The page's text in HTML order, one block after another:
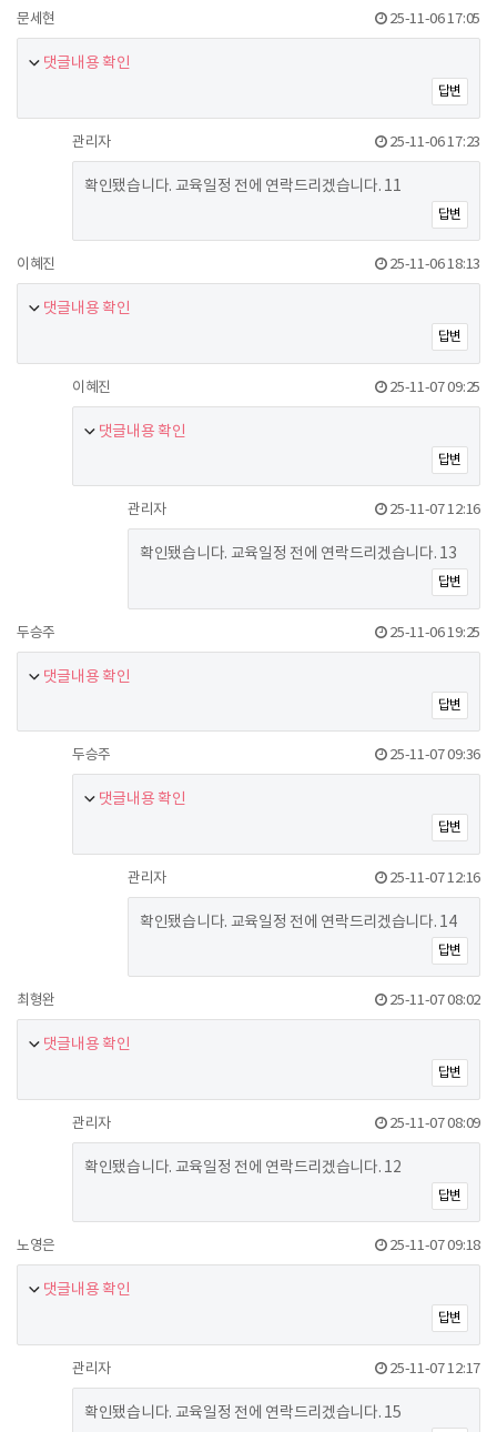
문세현 25-11-06 17:05
댓글내용 확인
답변
관리자 25-11-06 17:23
확인됐습니다. 교육일정 전에 연락드리겠습니다. 11
답변
이혜진 25-11-06 18:13
댓글내용 확인
답변
이혜진 25-11-07 09:25
댓글내용 확인
답변
관리자 25-11-07 12:16
확인됐습니다. 교육일정 전에 연락드리겠습니다. 13
답변
두승주 25-11-06 19:25
댓글내용 확인
답변
두승주 25-11-07 09:36
댓글내용 확인
답변
관리자 25-11-07 12:16
확인됐습니다. 교육일정 전에 연락드리겠습니다. 14
답변
최형완 25-11-07 08:02
댓글내용 확인
답변
관리자 25-11-07 08:09
확인됐습니다. 교육일정 전에 연락드리겠습니다. 12
답변
노영은 25-11-07 09:18
댓글내용 확인
답변
관리자 25-11-07 12:17
확인됐습니다. 교육일정 전에 연락드리겠습니다. 15